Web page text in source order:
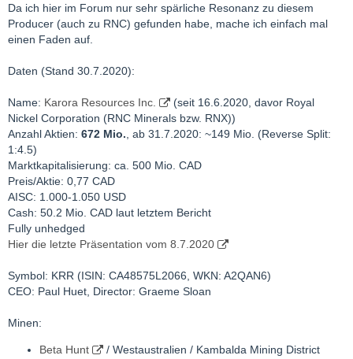
Da ich hier im Forum nur sehr spärliche Resonanz zu diesem
Producer (auch zu RNC) gefunden habe, mache ich einfach mal
einen Faden auf.
Daten (Stand 30.7.2020):
Name: Karora Resources Inc.
(seit 16.6.2020, davor Royal
Nickel Corporation (RNC Minerals bzw. RNX))
Anzahl Aktien: 672 Mio. , ab 31.7.2020: ~149 Mio. (Reverse Split:
1:4.5)
Marktkapitalisierung: ca. 500 Mio. CAD
Preis/Aktie: 0,77 CAD
AISC: 1.000-1.050 USD
Cash: 50.2 Mio. CAD laut letztem Bericht
Fully unhedged
Hier die letzte Präsentation vom 8.7.2020
Symbol: KRR (ISIN: CA48575L2066, WKN: A2QAN6)
CEO: Paul Huet, Director: Graeme Sloan
Minen:
Beta Hunt / Westaustralien / Kambalda Mining District